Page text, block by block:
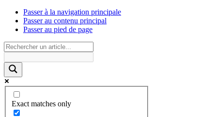
Passer à la navigation principale
Passer au contenu principal
Passer au pied de page
Exact matches only